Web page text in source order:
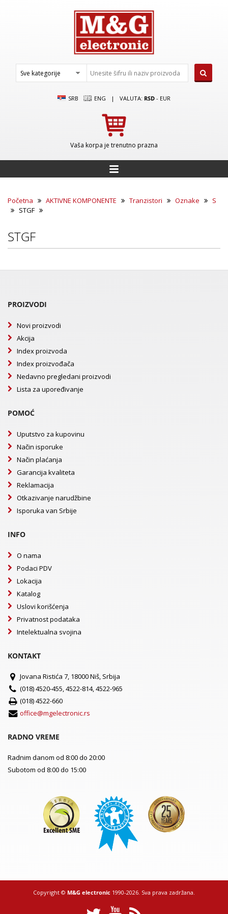
SRB ENG | VALUTA: RSD - EUR
Vaša korpa je trenutno prazna
Početna AKTIVNE KOMPONENTE Tranzistori Oznake
S
STGF
STGF
PROIZVODI
Novi proizvodi
Akcija
Index proizvoda
Index proizvođača
Nedavno pregledani proizvodi
Lista za upoređivanje
POMOĆ
Uputstvo za kupovinu
Način isporuke
Način plaćanja
Garancija kvaliteta
Reklamacija
Otkazivanje narudžbine
Isporuka van Srbije
INFO
O nama
Podaci PDV
Lokacija
Katalog
Uslovi korišćenja
Privatnost podataka
Intelektualna svojina
KONTAKT
Jovana Ristića 7, 18000 Niš, Srbija
(018) 4520-455, 4522-814, 4522-965
(018) 4522-660
office@mgelectronic.rs
RADNO VREME
Radnim danom od 8:00 do 20:00
Subotom od 8:00 do 15:00
Copyright © M&G electronic 1990-2026. Sva prava zadržana.